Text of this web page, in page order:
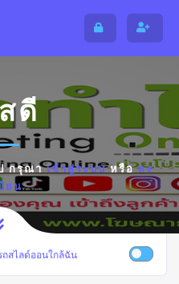
ดี
กรุณาเข้าสู่ระบบหรือลง
ยน
ถสไลด์ออนใกล้ฉัน